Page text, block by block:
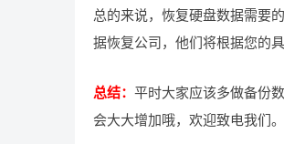
总的来说，恢复硬盘数据需要
据恢复公司，他们将根据您的
总结： 平时大家应该多做备份
会大大增加哦，欢迎致电我们。